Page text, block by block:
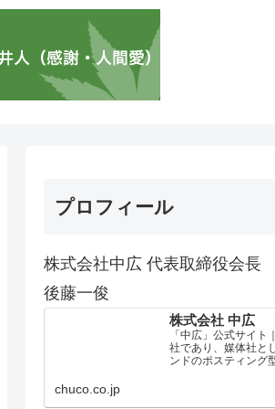
プロフィール
株式会社中広 代表取締役会長
後藤一俊
株式会社 中広
「中広」公式サイト
社であり、媒体社と
ンドのポスティング
chuco.co.jp